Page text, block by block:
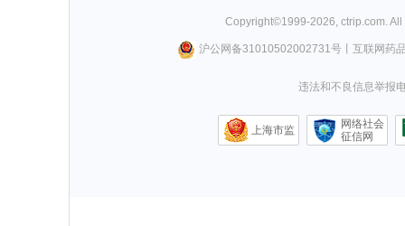
Copyright©1999-2026 ctrip.com .
沪公网备31010502002731号丨 互联网药
违法和不良信息举报
上海市监
网络社会
征信网